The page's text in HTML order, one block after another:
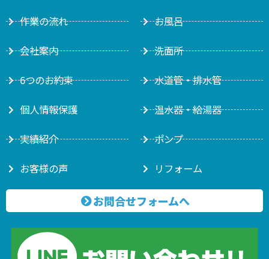
作業の流れ
会社案内
6つのお約束
個人情報保護
実績紹介
お客様の声
お風呂
洗面所
水道管・排水管
温水器・給湯器
ポンプ
リフォーム
お問合せフォームへ